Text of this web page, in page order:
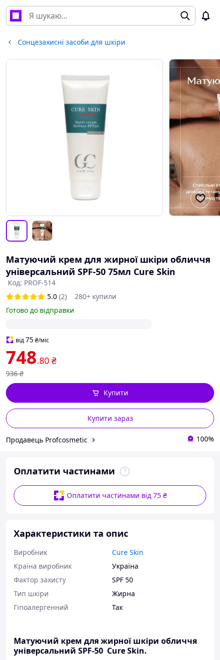
Сонцезахисні засоби для шкіри
Матуючий крем для жирної шкіри обличчя
універсальний SPF-50 75мл Cure Skin
Код: PROF-514
5.0 (2)
280+ купили
Готово до відправки
від75₴/міс
748.80 ₴
936 ₴
Купити зараз
Купити
Продавець Profcosmetic 100%
Оплатити частинами
Оплатити частинами від 75 ₴
Характеристики та опис
Виробник
Cure Skin
Країна виробник
Україна
Фактор захисту
SPF 50
Тип шкіри
Жирна
Гіпоалергенний
Так
Матуючий крем для жирної шкіри обличчя
універсальний SPF-50 Cure Skin.